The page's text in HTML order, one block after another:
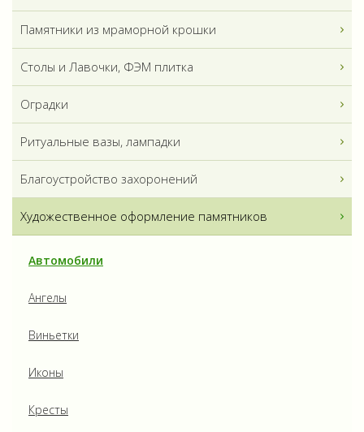
Памятники из мраморной крошки
Столы и Лавочки, ФЭМ плитка
Оградки
Ритуальные вазы, лампадки
Благоустройство захоронений
Художественное оформление памятников
Автомобили
Ангелы
Виньетки
Иконы
Кресты